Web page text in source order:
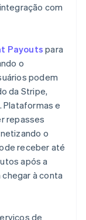
com
Payoutspara
o
podem
da Stripe,
Plataformas e
repasses
o
receber até
após a
à conta
de